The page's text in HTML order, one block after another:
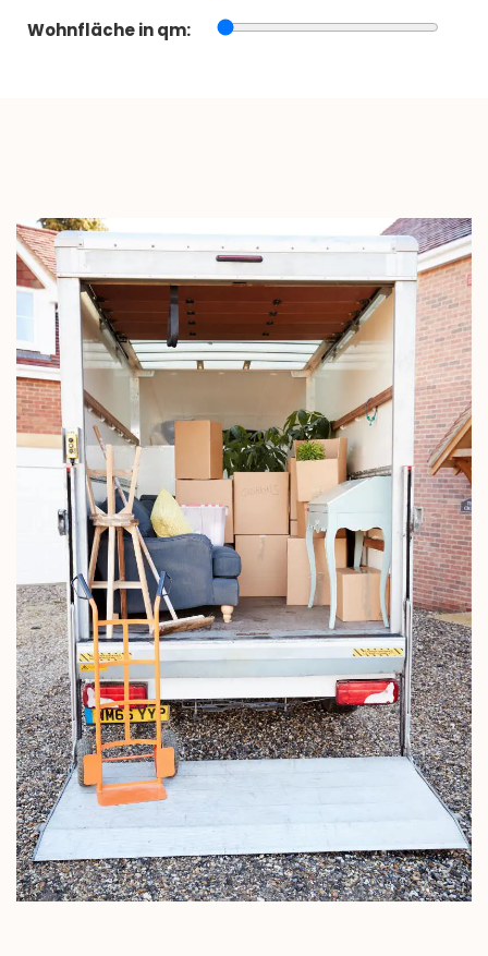
Wohnfläche in qm: